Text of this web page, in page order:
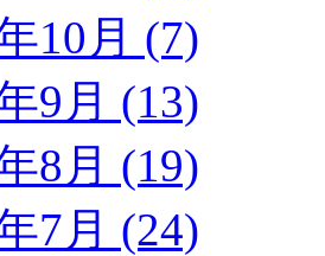
10月 (7)
9月 (13)
8月 (19)
7月 (24)